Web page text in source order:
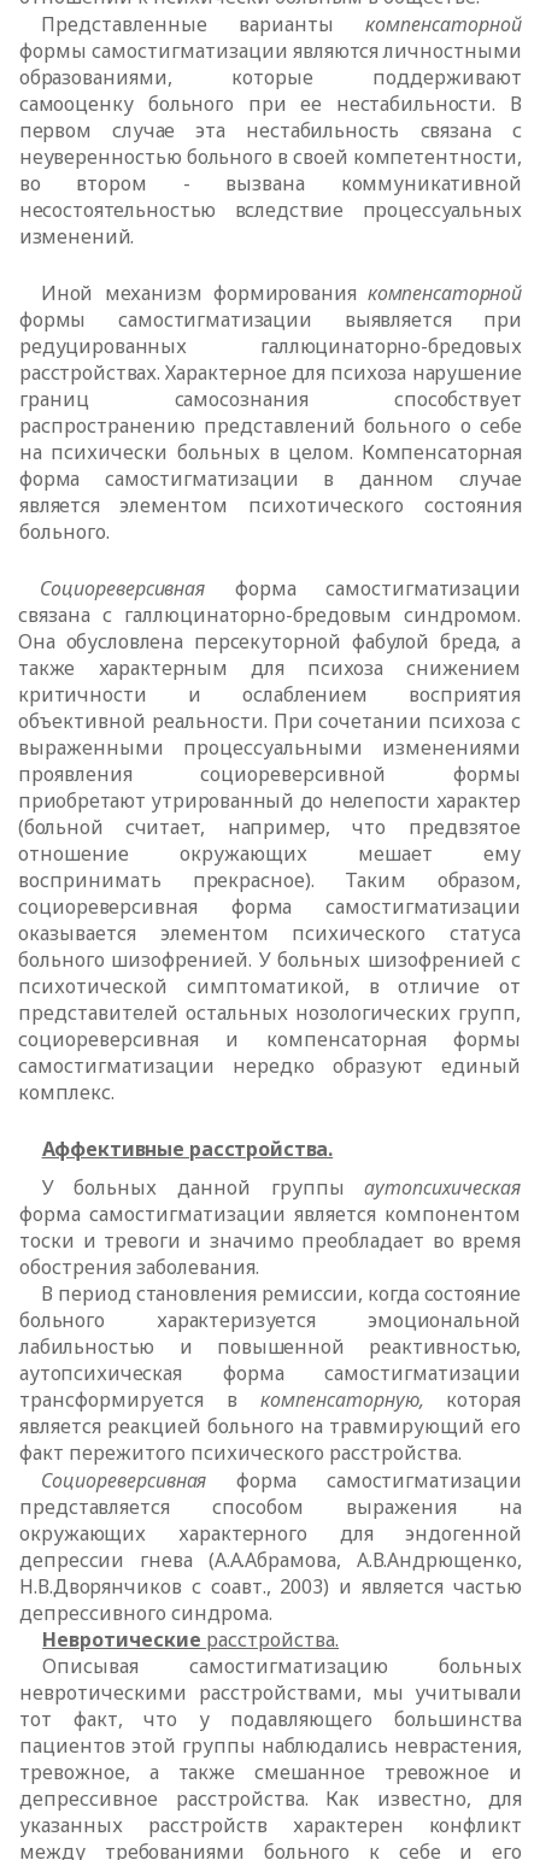
Представленные варианты компенсаторной
формы самостигматизации являются личностными
образованиями, которые поддерживают
самооценку больного при ее нестабильности. В
первом случае эта нестабильность связана с
неуверенностью больного в своей компетентности,
во втором - вызвана коммуникативной
несостоятельностью вследствие процессуальных
изменений.
Иной механизм формирования компенсаторной
формы самостигматизации выявляется при
редуцированных галлюцинаторно-бредовых
расстройствах.Характерное для психоза нарушение
границ самосознания способствует
распространению представлений больного о себе
на психически больных в целом. Компенсаторная
форма самостигматизации в данном случае
являетсяэлементом психотического состояния
больного.
Социореверсивная форма самостигматизации
связана с галлюцинаторно-бредовым синдромом.
Она обусловлена персекуторной фабулой бреда, а
также характерным для психоза снижением
критичности и ослаблением восприятия
объективной реальности. При сочетании психоза с
выраженными процессуальными изменениями
проявления социореверсивной формы
приобретают утрированный до нелепости характер
(больной считает, например,что предвзятое
отношение окружающих мешает ему
воспринимать прекрасное). Таким образом,
социореверсивная форма самостигматизации
оказывается элементом психического статуса
больного шизофренией. У больных шизофренией с
психотической симптоматикой, в отличие от
представителей остальных нозологических групп,
социореверсивная и компенсаторная формы
самостигматизации нередко образуют единый
комплекс.
Аффективные расстройства.
У больных данной группыаутопсихическая
форма самостигматизации является компонентом
тоски и тревоги и значимо преобладает во время
обострения заболевания.
В период становления ремиссии, когда состояние
больного характеризуется эмоциональной
лабильностью и повышенной реактивностью,
аутопсихическая форма самостигматизации
трансформируется в компенсаторную, которая
является реакцией больного на травмирующий его
факт пережитого психического расстройства.
Социореверсивная форма самостигматизации
представляется способом выражения на
окружающих характерного для эндогенной
депрессии гнева (А.А.Абрамова, А.В.Андрющенко,
Н.В.Дворянчиков с соавт., 2003) и является частью
депрессивного синдрома.
Невротические расстройства.
Описывая самостигматизацию больных
невротическими расстройствами, мы учитывали
тот факт, что у подавляющего большинства
пациентов этой группы наблюдались неврастения,
тревожное, а также смешанное тревожное и
депрессивное расстройства. Как известно, для
указанных расстройствхарактерен конфликт
между требованиями больного к себе и его